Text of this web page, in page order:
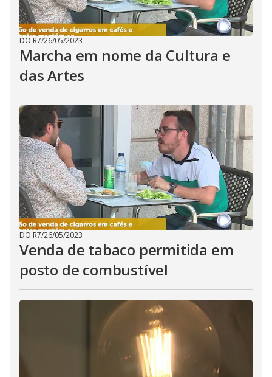
DO R7/26/05/2023
Marcha em nome da Cultura e
das Artes
DO R7/26/05/2023
Venda de tabaco permitida em
posto de combustível